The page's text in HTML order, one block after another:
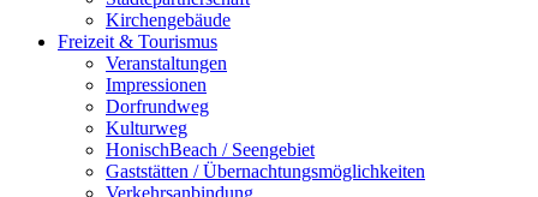
Kirchengebäude
Freizeit & Tourismus
Veranstaltungen
Impressionen
Dorfrundweg
Kulturweg
HonischBeach / Seengebiet
Gaststätten / Übernachtungsmöglichkeiten
Verkehrsanbindung